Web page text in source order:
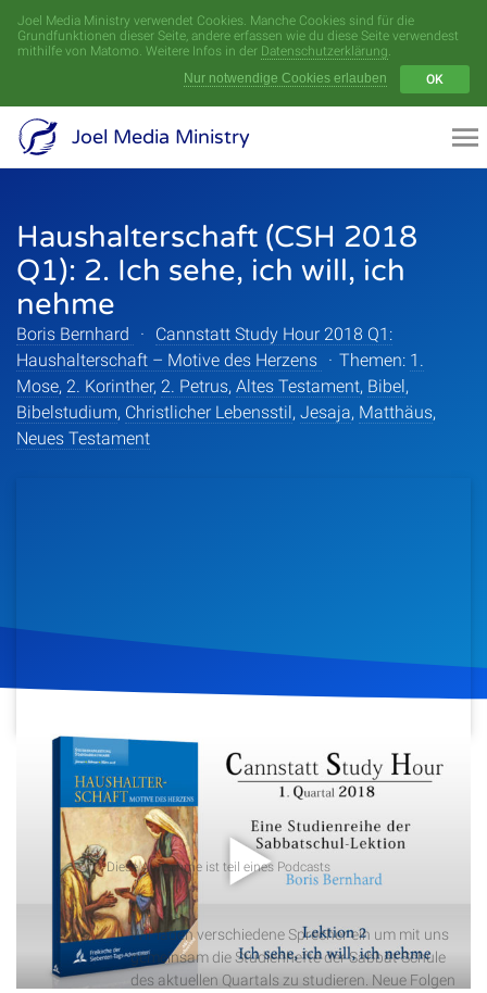
Joel Media Ministry verwendet Cookies. Manche Cookies sind für die
Grundfunktionen dieser Seite, andere erfassen wie du diese Seite verwendest
mithilfe von Matomo. Weitere Infos in der Datenschutzerklärung.
Nur notwendige Cookies erlauben
OK
Joel Media Ministry
Haushalterschaft (CSH 2018
Q1): 2. Ich sehe, ich will, ich
nehme
Boris Bernhard ·
Cannstatt Study Hour 2018 Q1:
Haushalterschaft – Motive des Herzens · Themen: 1.
Mose, 2. Korinther, 2. Petrus, Altes Testament, Bibel,
Bibelstudium, Christlicher Lebensstil, Jesaja, Matthäus,
Neues Testament
8. Januar 2018 1.134Klicks Download
Podcast Diese Aufnahme ist teil eines Podcasts
Cannstatt Study Hour
Wir laden verschiedene Sprecher ein um mit uns
gemeinsam die Studienhefte der Sabbat Schule
des aktuellen Quartals zu studieren. Neue Folgen
Menü
Videoarchiv
Serien
Sprecher
Themen
Über Uns
Kontakt
Spenden